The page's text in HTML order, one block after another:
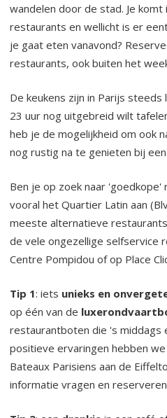
wandelen door de stad. Je
restaurants en wellicht is er
je gaat eten vanavond?
restaurants, ook buiten het
De keukens zijn in Parijs
23 uur nog uitgebreid wilt
heb je de mogelijkheid om ook
nog rustig na te genieten bij
Ben je op zoek naar
vooral het Quartier Latin aan
meeste alternatieve
de vele ongezellige selfservice
Centre Pompidou of op Place
Tip 1: iets unieks en
op één van de
restaurantboten die 's middags
positieve ervaringen hebben
Bateaux Parisiens aan de
informatie vragen en